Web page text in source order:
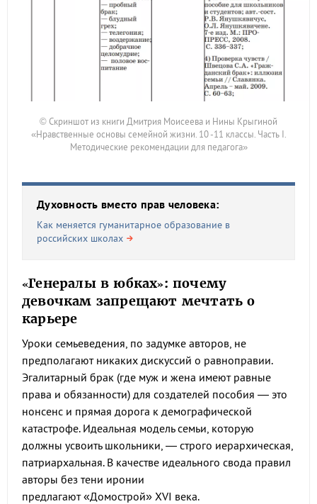
© Скриншот из книги Дмитрия Моисеева и Нины Крыгиной
«Нравственные основы семейной жизни. 10 -11 классы. Часть I.
Методические рекомендации для педагога»
Духовность вместо прав человека:
Как меняется гуманитарное образование в
российских школах
«Генералы в юбках»: почему
девочкам запрещают мечтать о
карьере
Уроки семьеведения, по задумке авторов, не
предполагают никаких дискуссий о равноправии.
Эгалитарный брак (где муж и жена имеют равные
права и обязанности) для создателей пособия — это
нонсенс и прямая дорога к демографической
катастрофе. Идеальная модель семьи, которую
должны усвоить школьники, — строго иерархическая,
патриархальная. В качестве идеального свода правил
авторы без тени иронии
предлагают «Домострой» XVI века.